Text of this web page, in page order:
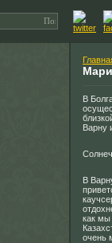
В
Варну
В
как мы
очень